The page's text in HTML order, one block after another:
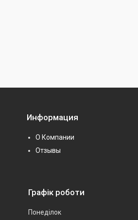
Информация
О Компании
Отзывы
Графік роботи
Понеділок